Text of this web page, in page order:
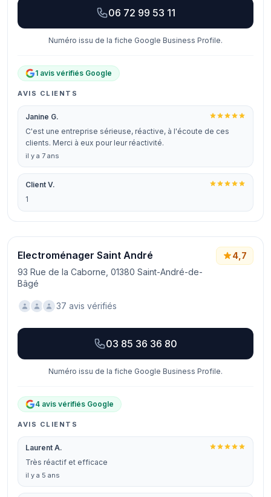
06 72 99 53 11
Numéro issu de la fiche Google Business Profile.
1 avis vérifiés Google
AVIS CLIENTS
Janine G.
C'est une entreprise sérieuse, réactive, à l'écoute de ces
clients. Merci à eux pour leur réactivité.
il y a 7 ans
Client V.
1
Electroménager Saint André
93 Rue de la Caborne, 01380 Saint-André-de-
Bâgé
4,7
37 avis vérifiés
03 85 36 36 80
Numéro issu de la fiche Google Business Profile.
4 avis vérifiés Google
AVIS CLIENTS
Laurent A.
Très réactif et efficace
il y a 5 ans